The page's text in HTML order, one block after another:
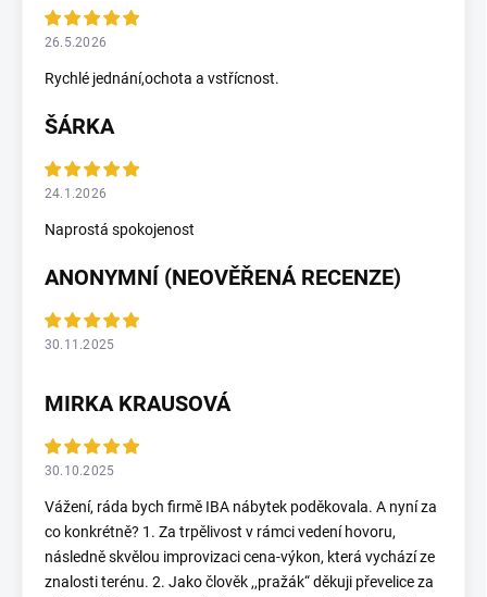
26.5.2026
Rychlé jednání,ochota a vstřícnost.
ŠÁRKA
24.1.2026
Naprostá spokojenost
ANONYMNÍ (NEOVĚŘENÁ RECENZE)
30.11.2025
MIRKA KRAUSOVÁ
30.10.2025
Vážení, ráda bych firmě IBA nábytek poděkovala. A nyní za
co konkrétně? 1. Za trpělivost v rámci vedení hovoru,
následně skvělou improvizaci cena-výkon, která vychází ze
znalosti terénu. 2. Jako člověk ,,pražák“ děkuji převelice za